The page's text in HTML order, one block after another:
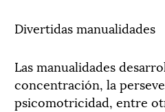
Divertidas manualidades
Las manualidades
concentración, la
psicomotricidad, entre